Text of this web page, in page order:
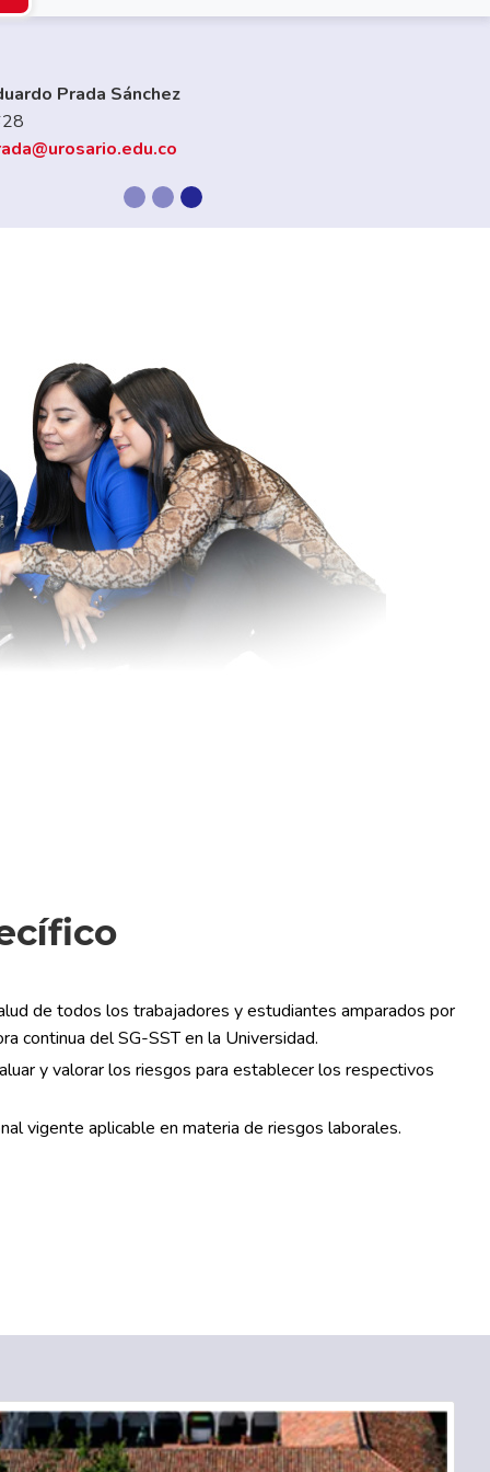
Azarias López Salazar
de todos los trabajadores y estudiantes amparados por
continua del SG-SST en la Universidad.
y valorar los riesgos para establecer los respectivos
vigente aplicable en materia de riesgos laborales.